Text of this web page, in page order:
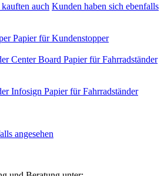
auch Kunden haben sich ebenfalls
Papier für Kundenstopper
Papier für Fahrradständer
Papier für Fahrradständer
angesehen